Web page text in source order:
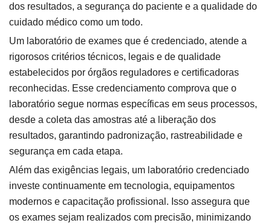
dos resultados, a segurança do paciente e a qualidade do
cuidado médico como um todo.
Um laboratório de exames que é credenciado, atende a
rigorosos critérios técnicos, legais e de qualidade
estabelecidos por órgãos reguladores e certificadoras
reconhecidas. Esse credenciamento comprova que o
laboratório segue normas específicas em seus processos,
desde a coleta das amostras até a liberação dos
resultados, garantindo padronização, rastreabilidade e
segurança em cada etapa.
Além das exigências legais, um laboratório credenciado
investe continuamente em tecnologia, equipamentos
modernos e capacitação profissional. Isso assegura que
os exames sejam realizados com precisão, minimizando